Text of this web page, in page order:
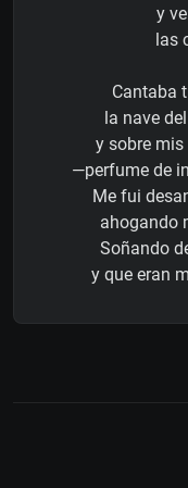
y
las
Cantaba
la nave
y sobre mis
—perfume de
Me fui
ahogando
Soñando
y que eran